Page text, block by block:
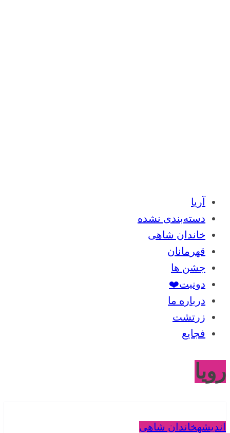
آریا
دسته‌بندی نشده
خاندان شاهی
قهرمانان
جشن ها
دونیت❤️
درباره ما
زرتشت
فجایع
رویا
اندیشهخاندان شاهی